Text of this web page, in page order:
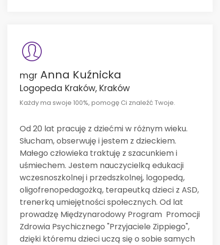
mgr Anna Kuźnicka
Logopeda Kraków, Kraków
Każdy ma swoje 100%, pomogę Ci znaleźć Twoje.
Od 20 lat pracuję z dziećmi w różnym wieku.
Słucham, obserwuję i jestem z dzieckiem.
Małego człowieka traktuję z szacunkiem i
uśmiechem. Jestem nauczycielką edukacji
wczesnoszkolnej i przedszkolnej, logopedą,
oligofrenopedagożką, terapeutką dzieci z ASD,
trenerką umiejętności społecznych. Od lat
prowadzę Międzynarodowy Program Promocji
Zdrowia Psychicznego "Przyjaciele Zippiego",
dzięki któremu dzieci uczą się o sobie samych